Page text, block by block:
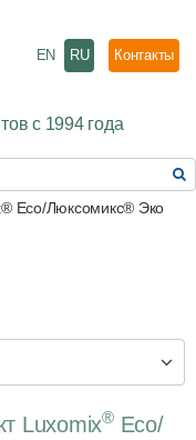
с 1994 года
EN RU Контакты
Luxomix®Еco/